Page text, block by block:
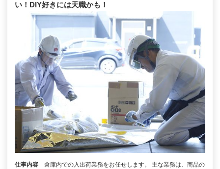
い！DIY好きには天職かも！
仕事内容
倉庫内での入出荷業務をお任せします。 主な業務は、商品の